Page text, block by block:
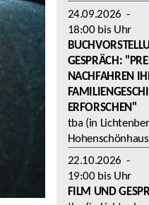
24.09.2026 -
18:00bis Uhr
GESPRÄCH:
NACHFAHREN
ERFORSCHEN"
tba (in
22.10.2026 -
19:00bis Uhr
FILM UND